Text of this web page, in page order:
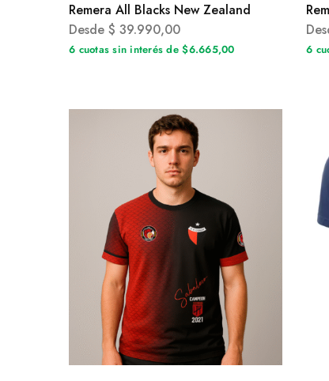
Remera All Blacks New Zealand
Desde $ 39.990,00
6 cuotas sin interés de $6.665,00 6